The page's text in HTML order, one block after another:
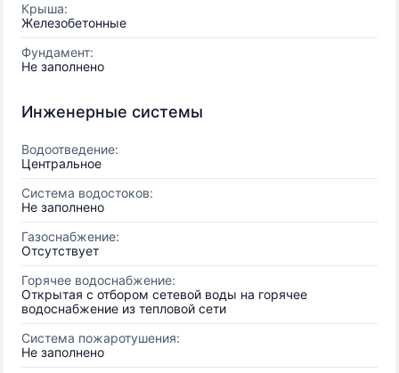
Крыша:
Железобетонные
Фундамент:
Не заполнено
Инженерные системы
Водоотведение:
Центральное
Система водостоков:
Не заполнено
Газоснабжение:
Отсутствует
Горячее водоснабжение:
Открытая с отбором сетевой воды на горячее
водоснабжение из тепловой сети
Система пожаротушения:
Не заполнено